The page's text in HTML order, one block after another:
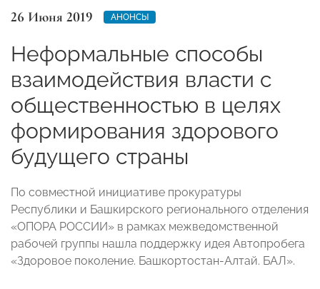
26 Июня 2019 АНОНСЫ
Неформальные способы
взаимодействия власти с
общественностью в целях
формирования здорового
будущего страны
По совместной инициативе прокуратуры
Республики и Башкирского регионального отделения
«ОПОРА РОССИИ» в рамках межведомственной
рабочей группы нашла поддержку идея Автопробега
«Здоровое поколение. Башкортостан-Алтай. БАЛ».